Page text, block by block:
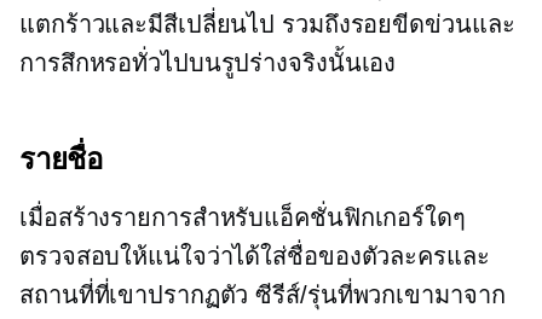
แตกร้าวและมีสีเปลี่ยนไป รวมถึงรอยขีดข่วนและ
การสึกหรอทั่วไปบนรูปร่างจริงนั้นเอง
รายชื่อ
เมื่อสร้างรายการสำหรับแอ็คชั่นฟิกเกอร์ใดๆ
ตรวจสอบให้แน่ใจว่าได้ใส่ชื่อของตัวละครและ
สถานที่ที่เขาปรากฏตัว ซีรีส์/รุ่นที่พวกเขามาจาก